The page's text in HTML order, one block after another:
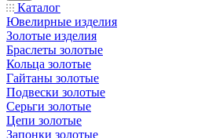
Каталог
Ювелирные изделия
Золотые изделия
Браслеты золотые
Кольца золотые
Гайтаны золотые
Подвески золотые
Серьги золотые
Цепи золотые
Запонки золотые